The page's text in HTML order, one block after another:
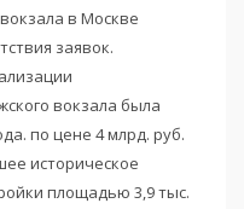
в Москве
заявок.
вокзала была
по цене 4 млрд. руб.
историческое
площадью 3,9 тыс.